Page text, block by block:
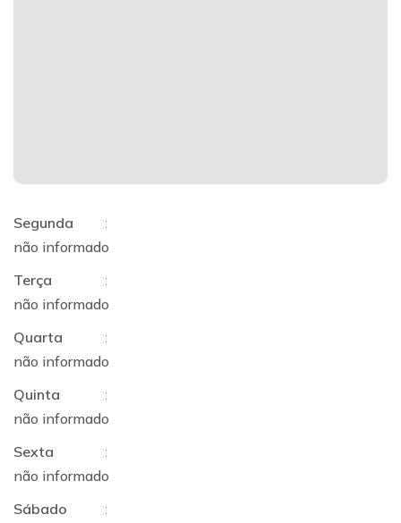
Segunda
:
não informado
Terça
:
não informado
Quarta
:
não informado
Quinta
:
não informado
Sexta
:
não informado
Sábado
: